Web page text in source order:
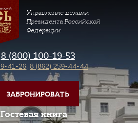
Управление делами
Президента Российской
Федерации
8 (800) 100-19-53
41-26, 8 (862) 259-44-44
ЗАБРОНИРОВАТЬ
Гостевая книга